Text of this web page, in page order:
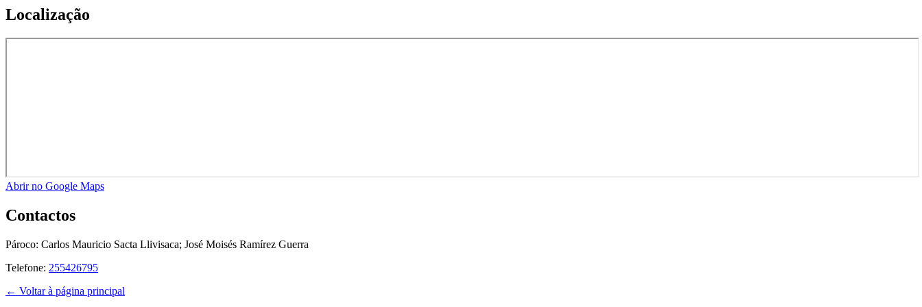
Localização
Abrir no Google Maps
Contactos
Pároco: Carlos Mauricio Sacta Llivisaca; José Moisés Ramírez Guerra
Telefone: 255426795
← Voltar à página principal